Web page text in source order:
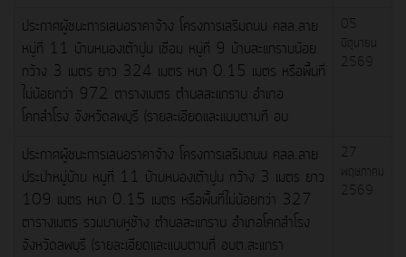
ประกาศผู้ชนะการเสนอราคาจ้าง โครงการเสริมถนน คสล.สาย
หมู่ที่ 11 บ้านหนองเต้าปูน เชื่อม หมู่ที่ 9 บ้านสะแกราบน้อย
กว้าง 3 เมตร ยาว 324 เมตร หนา 0.15 เมตร หรือพื้นที่
ไม่น้อยกว่า 972 ตารางเมตร ตำบลสะแกราบ อำเภอ
โคกสำโรง จังหวัดลพบุรี (รายละเอียดและแบบตามที่ อบ
05
มิถุนายน
2569
ประกาศผู้ชนะการเสนอราคาจ้าง โครงการเสริมถนน คสล.สาย
ประปาหมู่บ้าน หมูที่ 11 บ้านหนองเต้าปูน กว้าง 3 เมตร ยาว
109 เมตร หนา 0.15 เมตร หรือพื้นที่ไม่น้อยกว่า 327
ตารางเมตร รวมบานหูช้าง ตำบลสะแกราบ อำเภอโคกสำโรง
จังหวัดลพบุรี (รายละเอียดและแบบตามที่ อบต.สะแกรา
27
พฤษภาคม
2569